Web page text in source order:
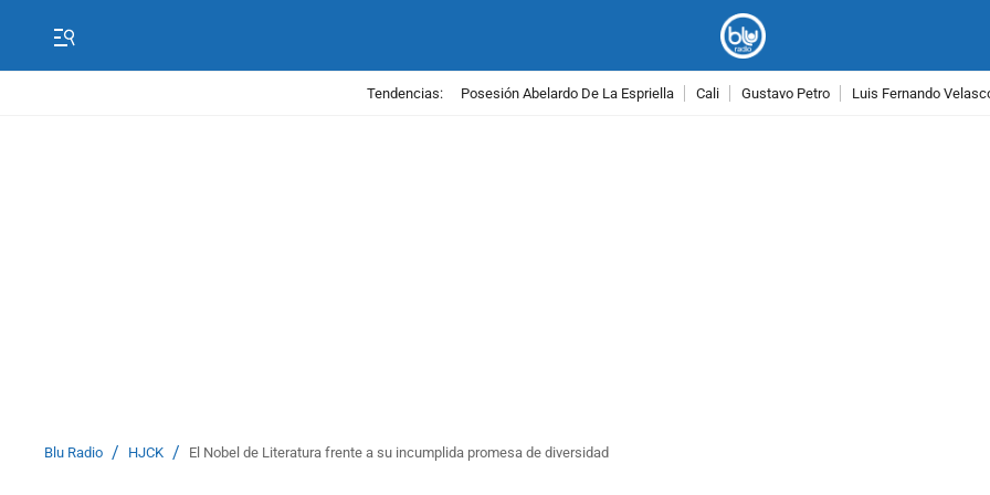
Tendencias: Posesión Abelardo De La Espriella Cali Gustavo Petro Luis Fernando
Blu Radio / HJCK / El Nobel de Literatura frente a su incumplida promesa de diversidad